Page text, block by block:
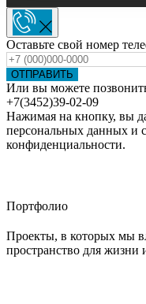
Оставьте свой номер
ОТПРАВИТЬ
Или вы можете
+7(3452)39-02-09
Нажимая на кнопку, вы
персональных данных и
конфиденциальности.
Портфолио
Проекты, в которых мы
пространство для жизни